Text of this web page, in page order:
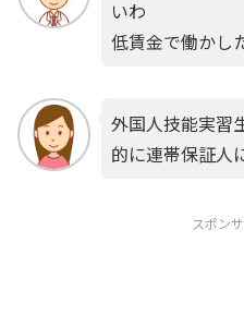
いわ
低賃金で働かし
外国人技能実習
的に連帯保証人
スポン